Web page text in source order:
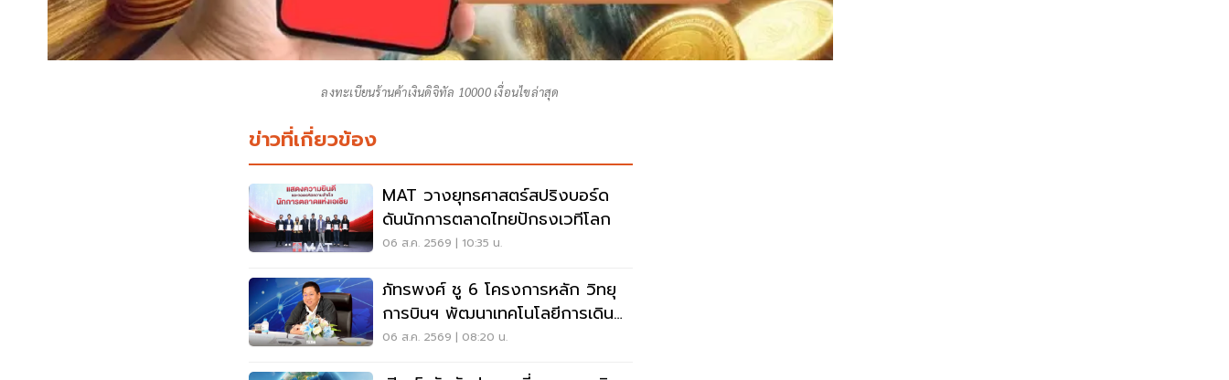
ลงทะเบียนร้านค้าเงินดิจิทัล 10000 เงื่อนไขล่าสุด
ข่าวที่เกี่ยวข้อง
MAT วางยุทธศาสตร์สปริงบอร์ด
ดันนักการตลาดไทยปักธงเวทีโลก
06 ส.ค. 2569 | 10:35 น.
ภัทรพงศ์ ชู 6 โครงการหลัก วิทยุ
การบินฯ พัฒนาเทคโนโลยีการเดิน
อากาศ การบินยุคใหม่
06 ส.ค. 2569 | 08:20 น.